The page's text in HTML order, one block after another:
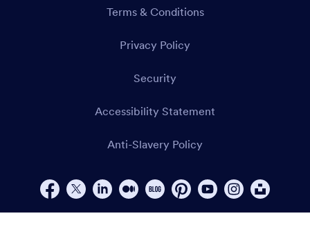
Terms & Conditions
Privacy Policy
Security
Accessibility Statement
Anti-Slavery Policy